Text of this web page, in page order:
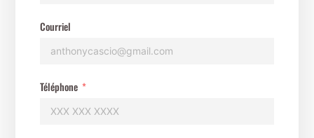
Courriel
Téléphone